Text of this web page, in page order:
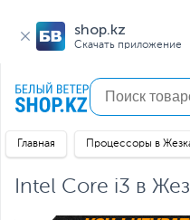
shop.kz
Скачать приложение
Главная Процессоры в
Intel Core i3 в